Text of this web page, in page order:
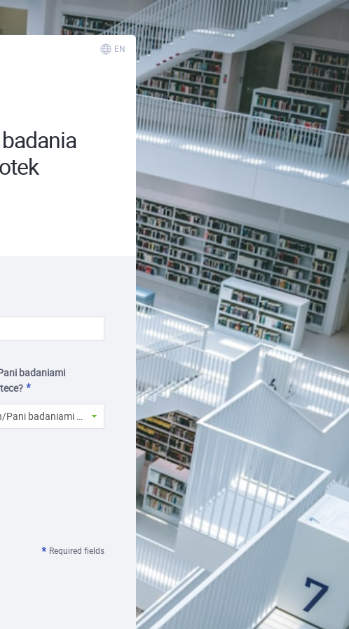
EN
badaniami
Pani badaniami satysfakcji w swojej bibliotece?
Required fields